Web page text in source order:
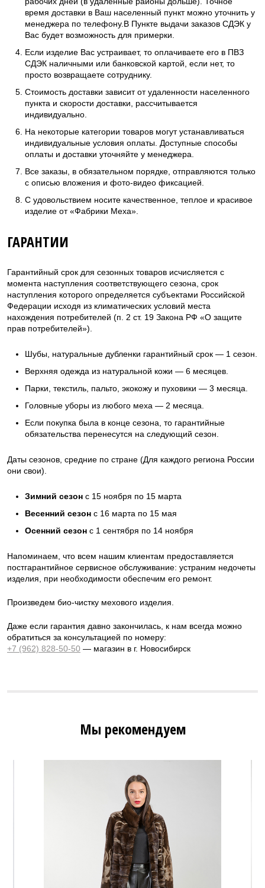
время доставки в Ваш населенный пункт можно уточнить у
менеджера по телефону.В Пункте выдачи заказов СДЭК у
Вас будет возможность для примерки.
Если изделие Вас устраивает, то оплачиваете его в ПВЗ
СДЭК наличными или банковской картой, если нет, то
просто возвращаете сотруднику.
Стоимость доставки зависит от удаленности населенного
пункта и скорости доставки, рассчитывается
индивидуально.
На некоторые категории товаров могут устанавливаться
индивидуальные условия оплаты. Доступные способы
оплаты и доставки уточняйте у менеджера.
Все заказы, в обязательном порядке, отправляются только
с описью вложения и фото-видео фиксацией.
С удовольствием носите качественное, теплое и красивое
изделие от «Фабрики Меха».
ГАРАНТИИ
Гарантийный срок для сезонных товаров исчисляется с
момента наступления соответствующего сезона, срок
наступления которого определяется субъектами Российской
Федерации исходя из климатических условий места
нахождения потребителей (п. 2 ст. 19 Закона РФ «О защите
прав потребителей»).
Шубы, натуральные дубленки гарантийный срок — 1 сезон.
Верхняя одежда из натуральной кожи — 6 месяцев.
Парки, текстиль, пальто, экокожу и пуховики — 3 месяца.
Головные уборы из любого меха — 2 месяца.
Если покупка была в конце сезона, то гарантийные
обязательства перенесутся на следующий сезон.
Даты сезонов, средние по стране (Для каждого региона России
они свои).
Зимний сезон с 15 ноября по 15 марта
Весенний сезон с 16 марта по 15 мая
Осенний сезон с 1 сентября по 14 ноября
Напоминаем, что всем нашим клиентам предоставляется
постгарантийное сервисное обслуживание: устраним недочеты
изделия, при необходимости обеспечим его ремонт.
Произведем био-чистку мехового изделия.
Даже если гарантия давно закончилась, к нам всегда можно
обратиться за консультацией по номеру:
+7 (962) 828-50-50 — магазин в г. Новосибирск
Мы рекомендуем